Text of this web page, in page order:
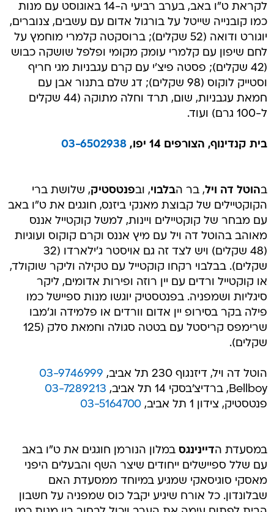
לקראת ט"ו באב, בערב רביעי ה-14 באוגוסט עם מנות
כמו קובנייה שייטל על בורגול אדום עם עשבים, צנוברים,
יוגורט ודואה (52 שקלים); ברוסקטה קלמרי מוחמץ על
לחם שיפון עם קלמרי עומק מקומי ופלפל שושקה כבוש
(42 שקלים); פסטה פיצ'י עם קרם עגבניות מגי חריף
וסטייק לוקוס (98 שקלים); דג שלם בתנור אבן עם
חמאת עגבניות, שום, תרד וחלה מתוקה (44 שקלים
ל-100 גרם) ועוד.
בית קנדינוף, הצורפים 14 יפו, 03-6502938
בהוטל דה ויל, בר הבלבוי, ובפנטסטיק, שלושת ברי
הקוקטיילים של קבוצת מאנקי ביזנס, חוגגים את ט"ו באב
עם מבחר של קוקטיילים ויינות, למשל קוקטייל אננס
מאוהב בהוטל דה ויל עם מיץ אננס וקרם קוקוס ועוגיות
(48 שקלים) ויש לצד זה גם אויסטר ג'ילארדו (32
שקלים). בבלבוי רקחו קוקטייל עם טקילה וליקר שוקולד,
או קוקטייל ורדים עם יין רוזה ופירות אדומים, ליקר
סיגליות ושמפניה. בפנטסטיק יוגשו מנות ספיישל כמו
פילה בקר בסירופ יין אדום וורדים או פלמידה וג'מבו
שרימפס קריסטל עם בטטה סגולה וחמאת סלק (125
שקלים).
הוטל דה ויל, דיזנגוף 230 תל אביב,
03-9746999
Bellboy, ברדיצ'בסקי 14 תל אביב,
03-7289213
פנטסטיק, צידון 1 תל אביב,
03-5164700
במסעדת הדיינינגס במלון הנורמן חוגגים את ט"ו באב
עם שלל ספיישלים ייחודים שיצר השף והבעלים היפני
מאסקי סוגיסאקי שמגיע במיוחד ממסעדת האם
שבלונדון. כל אורח שיגיע יקבל כוס שמפניה על חשבון